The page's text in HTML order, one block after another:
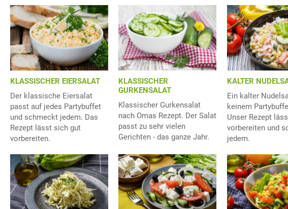
KLASSISCHER EIERSALAT
Der klassische Eiersalat
passt auf jedes Partybuffet
und schmeckt jedem. Das
Rezept lässt sich gut
vorbereiten.
KLASSISCHER
GURKENSALAT
Klassischer Gurkensalat
nach Omas Rezept. Der Salat
passt zu sehr vielen
Gerichten - das ganze Jahr.
KALTER
Ein kalter
keinem
Unser Rezept
vorbereiten und
jedem.